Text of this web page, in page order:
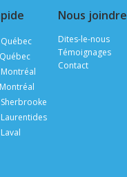
Nous joindre
Dites-le-nous
Témoignages
Contact